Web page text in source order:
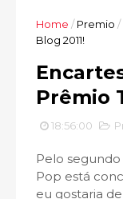
Home / Premio /
Blog 2011!
Prêmio
18:56:00
Pelo
Pop está
eu gostaria